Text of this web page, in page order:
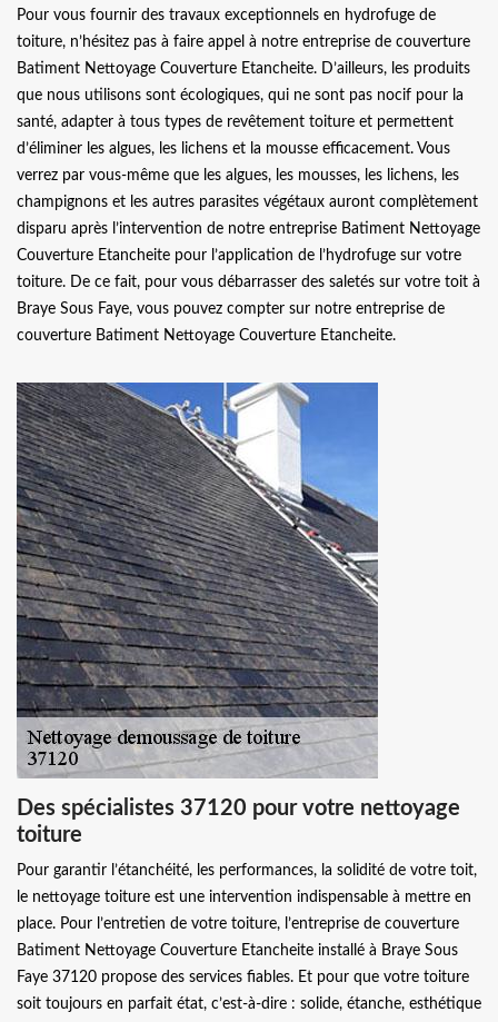
Pour vous fournir des travaux exceptionnels en hydrofuge de
toiture, n’hésitez pas à faire appel à notre entreprise de couverture
Batiment Nettoyage Couverture Etancheite. D’ailleurs, les produits
que nous utilisons sont écologiques, qui ne sont pas nocif pour la
santé, adapter à tous types de revêtement toiture et permettent
d’éliminer les algues, les lichens et la mousse efficacement. Vous
verrez par vous-même que les algues, les mousses, les lichens, les
champignons et les autres parasites végétaux auront complètement
disparu après l’intervention de notre entreprise Batiment Nettoyage
Couverture Etancheite pour l’application de l’hydrofuge sur votre
toiture. De ce fait, pour vous débarrasser des saletés sur votre toit à
Braye Sous Faye, vous pouvez compter sur notre entreprise de
couverture Batiment Nettoyage Couverture Etancheite.
Des spécialistes 37120 pour votre nettoyage
toiture
Pour garantir l’étanchéité, les performances, la solidité de votre toit,
le nettoyage toiture est une intervention indispensable à mettre en
place. Pour l’entretien de votre toiture, l’entreprise de couverture
Batiment Nettoyage Couverture Etancheite installé à Braye Sous
Faye 37120 propose des services fiables. Et pour que votre toiture
soit toujours en parfait état, c’est-à-dire : solide, étanche, esthétique